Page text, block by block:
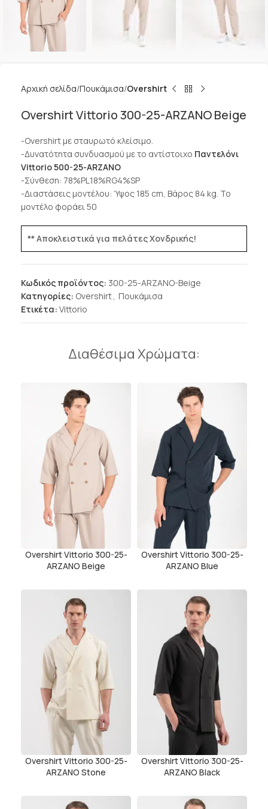
Αρχική σελίδα Πουκάμισα Overshirt
Overshirt Vittorio 300-25-ARZANO Beige
-Overshirt με σταυρωτό κλείσιμο.
-Δυνατότητα συνδυασμού με το αντίστοιχο Παντελόνι
Vittorio 500-25-ARZANO
-Σύνθεση: 78%PL18%RG4%SP
-Διαστάσεις μοντέλου: Ύψος 185 cm, Βάρος 84 kg. Το
μοντέλο φοράει 50
** Αποκλειστικά για πελάτες Χονδρικής!
Κωδικός προϊόντος: 300-25-ARZANO-Beige
Κατηγορίες: Overshirt, Πουκάμισα
Ετικέτα: Vittorio
Διαθέσιμα Χρώματα:
Overshirt Vittorio 300-25-
ARZANO Beige
Overshirt Vittorio 300-25-
ARZANO Blue
Overshirt Vittorio 300-25-
ARZANO Stone
Overshirt Vittorio 300-25-
ARZANO Black